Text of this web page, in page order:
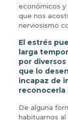
económicos y
que nos
nerviosismo
El estrés
larga
por
que lo
incapaz de
reconocerla
De alguna
habituarnos